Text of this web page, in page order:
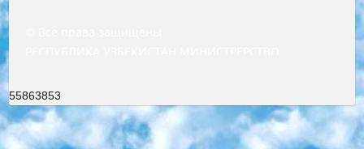
55863853